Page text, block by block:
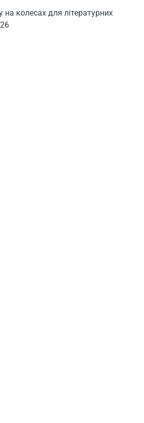
на колесах для літературних